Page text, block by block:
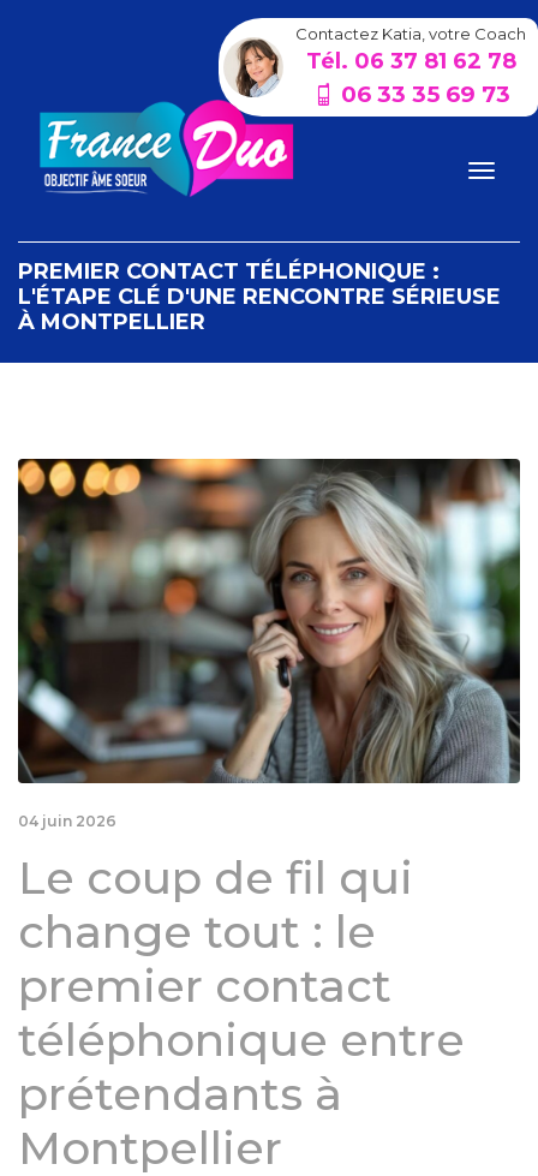
Contactez Katia, votre Coach
Tél. 06 37 81 62 78
06 33 35 69 73
PREMIER CONTACT TÉLÉPHONIQUE :
L'ÉTAPE CLÉ D'UNE RENCONTRE SÉRIEUSE
À MONTPELLIER
04 juin 2026
Le coup de fil qui
change tout : le
premier contact
téléphonique entre
prétendants à
Montpellier